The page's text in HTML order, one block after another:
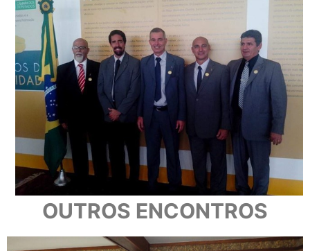
OUTROS ENCONTROS